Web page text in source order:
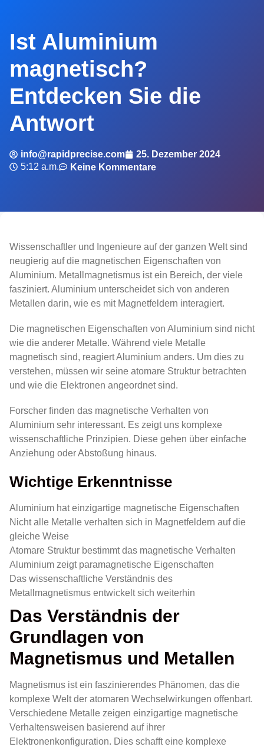
Ist Aluminium
magnetisch?
Entdecken Sie die
Antwort
info@rapidprecise.com
25. Dezember 2024
5:12 a.m.
Keine Kommentare
Wissenschaftler und Ingenieure auf der ganzen Welt sind
neugierig auf die magnetischen Eigenschaften von
Aluminium. Metallmagnetismus ist ein Bereich, der viele
fasziniert. Aluminium unterscheidet sich von anderen
Metallen darin, wie es mit Magnetfeldern interagiert.
Die magnetischen Eigenschaften von Aluminium sind nicht
wie die anderer Metalle. Während viele Metalle
magnetisch sind, reagiert Aluminium anders. Um dies zu
verstehen, müssen wir seine atomare Struktur betrachten
und wie die Elektronen angeordnet sind.
Forscher finden das magnetische Verhalten von
Aluminium sehr interessant. Es zeigt uns komplexe
wissenschaftliche Prinzipien. Diese gehen über einfache
Anziehung oder Abstoßung hinaus.
Wichtige Erkenntnisse
Aluminium hat einzigartige magnetische Eigenschaften
Nicht alle Metalle verhalten sich in Magnetfeldern auf die
gleiche Weise
Atomare Struktur bestimmt das magnetische Verhalten
Aluminium zeigt paramagnetische Eigenschaften
Das wissenschaftliche Verständnis des
Metallmagnetismus entwickelt sich weiterhin
Das Verständnis der
Grundlagen von
Magnetismus und Metallen
Magnetismus ist ein faszinierendes Phänomen, das die
komplexe Welt der atomaren Wechselwirkungen offenbart.
Verschiedene Metalle zeigen einzigartige magnetische
Verhaltensweisen basierend auf ihrer
Elektronenkonfiguration. Dies schafft eine komplexe